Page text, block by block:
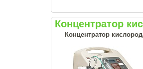
Концентратор
Концентратор